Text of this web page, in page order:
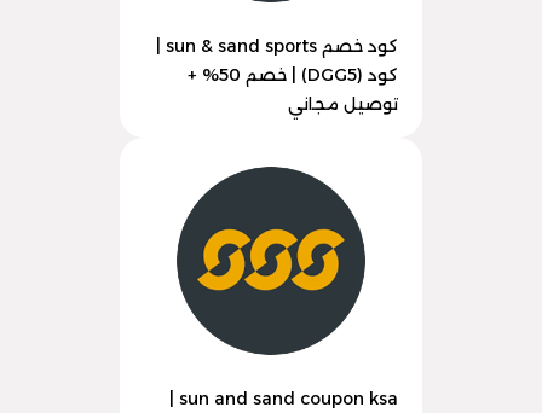
كود (DGG5) | خصم 50% +
توصيل مجاني